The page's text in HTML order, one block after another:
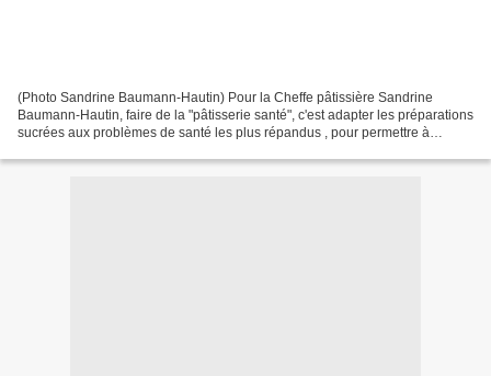
(Photo Sandrine Baumann-Hautin) Pour la Cheffe pâtissière Sandrine
Baumann-Hautin, faire de la "pâtisserie santé", c'est adapter les préparations
sucrées aux problèmes de santé les plus répandus , pour permettre à